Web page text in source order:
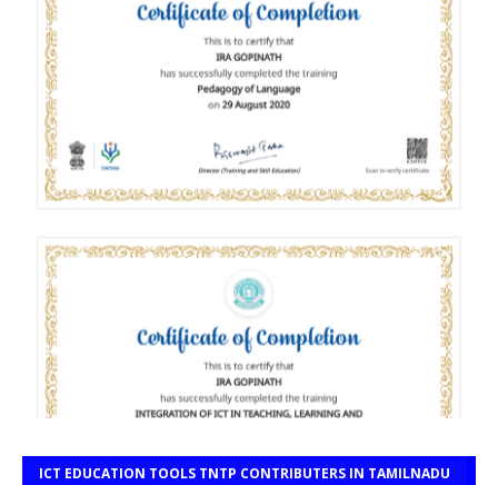
ICT EDUCATION TOOLS TNTP CONTRIBUTERS IN TAMILNADU